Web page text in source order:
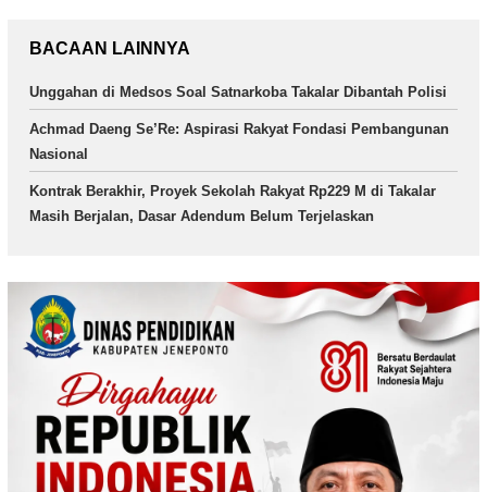
BACAAN LAINNYA
Unggahan di Medsos Soal Satnarkoba Takalar Dibantah Polisi
Achmad Daeng Se’Re: Aspirasi Rakyat Fondasi Pembangunan
Nasional
Kontrak Berakhir, Proyek Sekolah Rakyat Rp229 M di Takalar
Masih Berjalan, Dasar Adendum Belum Terjelaskan